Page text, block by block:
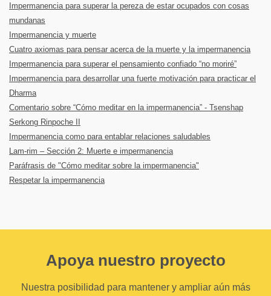
Impermanencia para superar la pereza de estar ocupados con cosas
mundanas
Impermanencia y muerte
Cuatro axiomas para pensar acerca de la muerte y la impermanencia
Impermanencia para superar el pensamiento confiado “no moriré”
Impermanencia para desarrollar una fuerte motivación para practicar el
Dharma
Comentario sobre “Cómo meditar en la impermanencia” - Tsenshap
Serkong Rinpoche II
Impermanencia como para entablar relaciones saludables
Lam-rim – Sección 2: Muerte e impermanencia
Paráfrasis de "Cómo meditar sobre la impermanencia"
Respetar la impermanencia
Apoya nuestro proyecto
Nuestra posibilidad para mantener y ampliar aún más